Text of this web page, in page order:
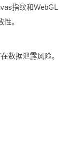
指纹和WebGL
。
数据泄露风险。